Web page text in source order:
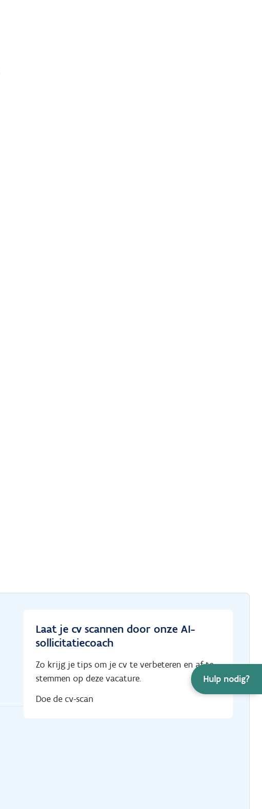
Hulp nodig?
Laat je cv scannen door onze AI-
sollicitatiecoach
Zo krijg je tips om je cv te verbeteren en af te
stemmen op deze vacature.
Doe de cv-scan